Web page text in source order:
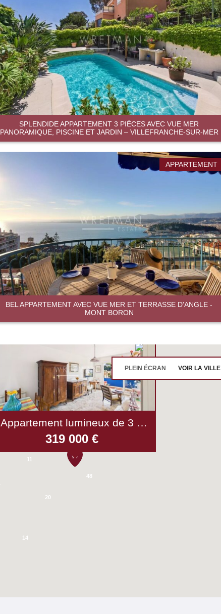
SPLENDIDE APPARTEMENT 3 PIÈCES AVEC VUE MER
PANORAMIQUE, PISCINE ET JARDIN – VILLEFRANCHE-SUR-MER
APPARTEMENT
BEL APPARTEMENT AVEC VUE MER ET TERRASSE D'ANGLE -
MONT BORON
48
20
14
5
11
Appartement lumineux de 3 pièces avec terrasse au calme – Nice
319 000 €
PLEIN ÉCRAN VOIR LA VILLE